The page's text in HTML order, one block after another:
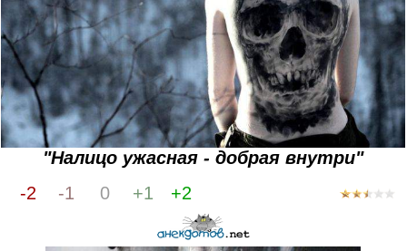
"Налицо ужасная - добрая внутри"
-2
-1 0 +1 +2